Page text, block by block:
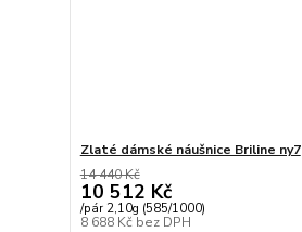
Zlaté dámské náušnice Briline ny7
14 440 Kč
10 512 Kč
/pár 2,10g (585/1000)
8 688 Kč bez DPH